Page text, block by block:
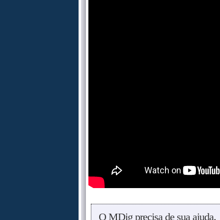
O MDig precisa de sua ajuda.